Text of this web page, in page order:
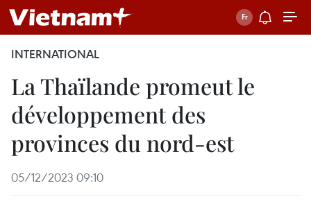
INTERNATIONAL
La Thaïlande promeut le
développement des
provinces du nord-est
05/12/2023 09:10